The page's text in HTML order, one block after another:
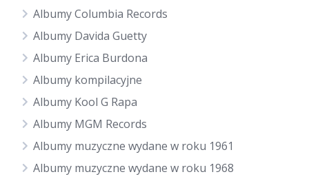
Albumy Columbia Records
Albumy Davida Guetty
Albumy Erica Burdona
Albumy kompilacyjne
Albumy Kool G Rapa
Albumy MGM Records
Albumy muzyczne wydane w roku 1961
Albumy muzyczne wydane w roku 1968